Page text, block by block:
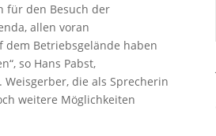
für den Besuch der
allen voran
dem Betriebsgelände haben
so Hans Pabst,
die als Sprecherin
weitere Möglichkeiten